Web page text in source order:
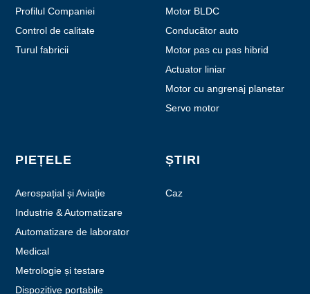
Profilul Companiei
Control de calitate
Turul fabricii
Motor BLDC
Conducător auto
Motor pas cu pas hibrid
Actuator liniar
Motor cu angrenaj planetar
Servo motor
PIEȚELE
Aerospațial și Aviație
Industrie & Automatizare
Automatizare de laborator
Medical
Metrologie și testare
Dispozitive portabile
ȘTIRI
Caz